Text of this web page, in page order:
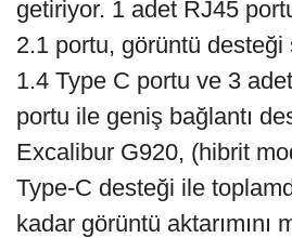
getiriyor. 1 adet RJ45
2.1 portu, görüntü
1.4 Type C portu ve 3
portu ile geniş bağlantı
Excalibur G920, (hibrit
Type-C desteği ile
kadar görüntü aktarımını